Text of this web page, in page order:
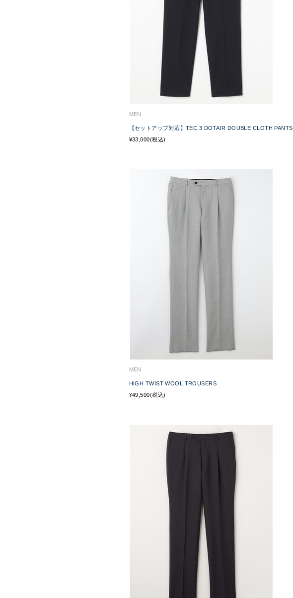
MEN
【セットアップ対応】TEC.3 DOTAIR DOUBLE CLOTH PANTS
¥33,000(税込)
MEN
HIGH TWIST WOOL TROUSERS
¥49,500(税込)